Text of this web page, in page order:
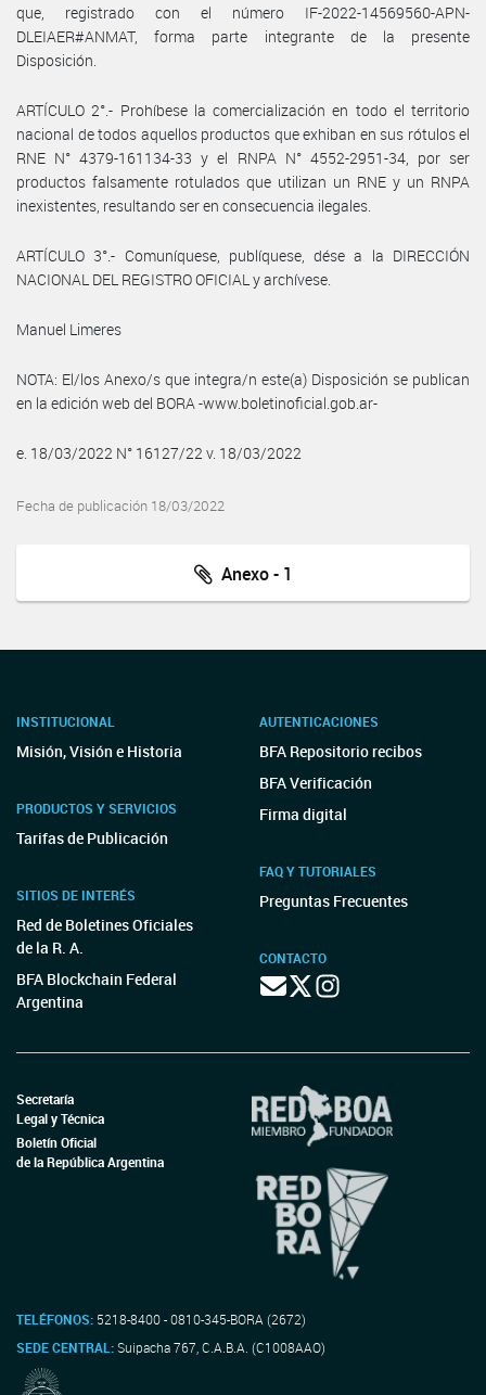
que, registrado con el número IF-2022-14569560-APN-
DLEIAER#ANMAT, forma parte integrante de la presente
Disposición.
ARTÍCULO 2°.- Prohíbese la comercialización en todo el territorio
nacional de todos aquellos productos que exhiban en sus rótulos el
RNE N° 4379-161134-33 y el RNPA N° 4552-2951-34, por ser
productos falsamente rotulados que utilizan un RNE y un RNPA
inexistentes, resultando ser en consecuencia ilegales.
ARTÍCULO 3°.- Comuníquese, publíquese, dése a la DIRECCIÓN
NACIONAL DEL REGISTRO OFICIAL y archívese.
Manuel Limeres
NOTA: El/los Anexo/s que integra/n este(a) Disposición se publican
en la edición web del BORA -www.boletinoficial.gob.ar-
e. 18/03/2022 N° 16127/22 v. 18/03/2022
Fecha de publicación 18/03/2022
Anexo - 1
INSTITUCIONAL
Misión, Visión e Historia
PRODUCTOS Y SERVICIOS
Tarifas de Publicación
SITIOS DE INTERÉS
Red de Boletines Oficiales
de la R. A.
BFA Blockchain Federal
Argentina
AUTENTICACIONES
BFA Repositorio recibos
BFA Verificación
Firma digital
FAQ Y TUTORIALES
Preguntas Frecuentes
CONTACTO
Secretaría
Legal y Técnica
Boletín Oficial
de la República Argentina
TELÉFONOS: 5218-8400 - 0810-345-BORA (2672)
SEDE CENTRAL:Suipacha 767, C.A.B.A. (C1008AAO)